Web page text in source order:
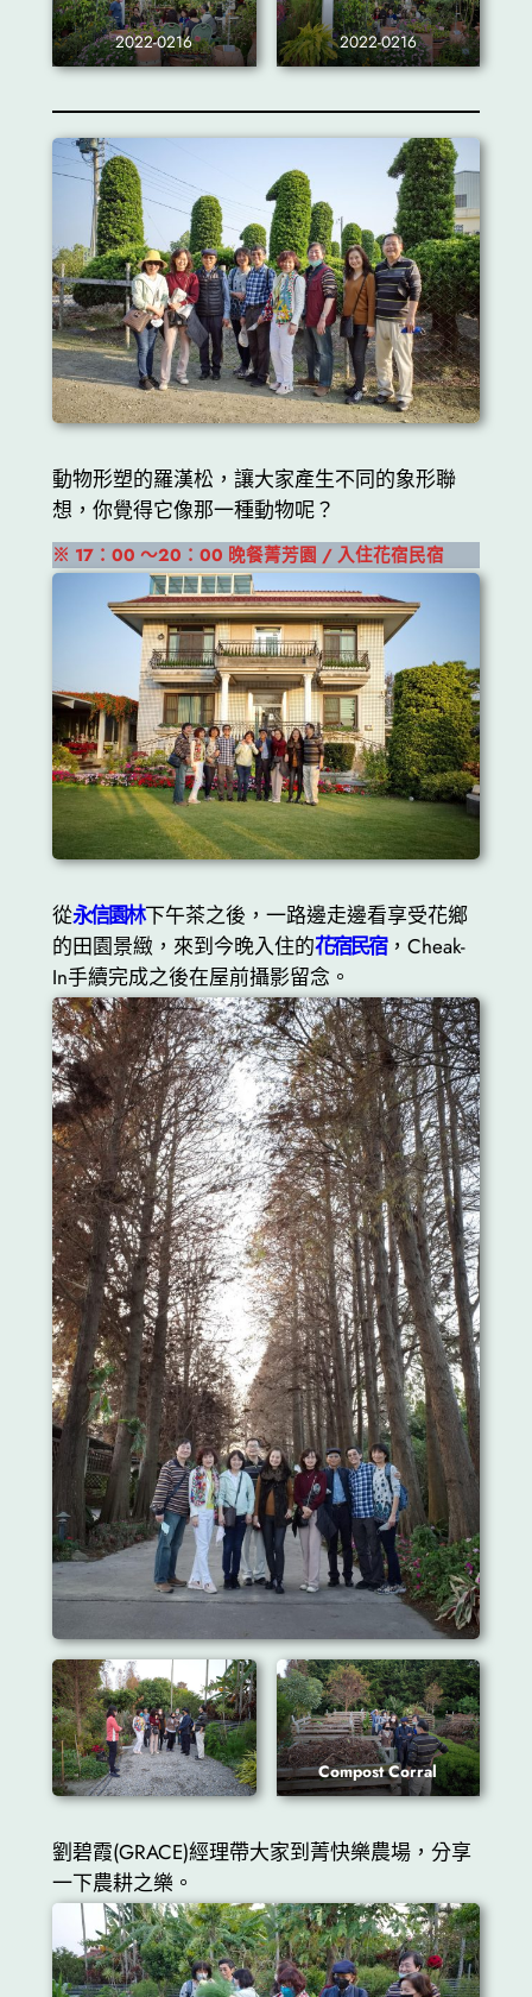
2022-0216 2022-0216
動物形塑的羅漢松，讓大家產生不同的象形聯
想，你覺得它像那一種動物呢？
※ 17：00 ～20：00 晚餐菁芳園 / 入住花宿民宿
從永信園林下午茶之後，一路邊走邊看享受花鄉
的田園景緻，來到今晚入住的花宿民宿，Cheak-
In手續完成之後在屋前攝影留念。
Compost Corral
劉碧霞(GRACE)經理帶大家到菁快樂農場，分享
一下農耕之樂。